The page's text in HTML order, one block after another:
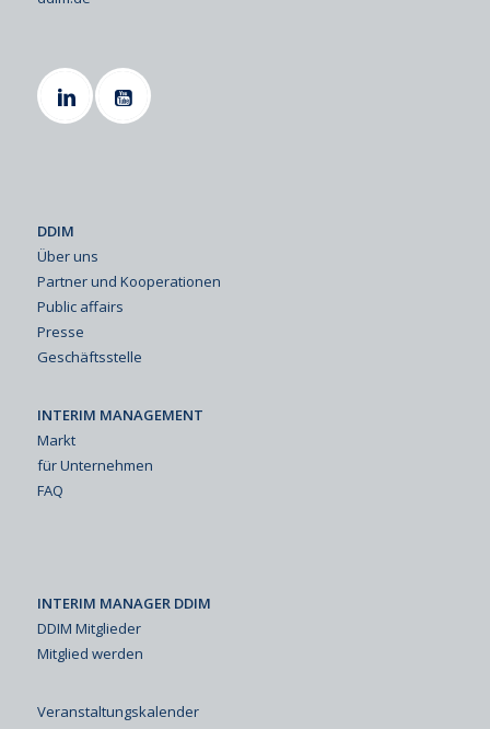
DDIM
Über uns
Partner und Kooperationen
Public affairs
Presse
Geschäftsstelle
INTERIM MANAGEMENT
Markt
für Unternehmen
FAQ
INTERIM MANAGER DDIM
DDIM Mitglieder
Mitglied werden
Veranstaltungskalender